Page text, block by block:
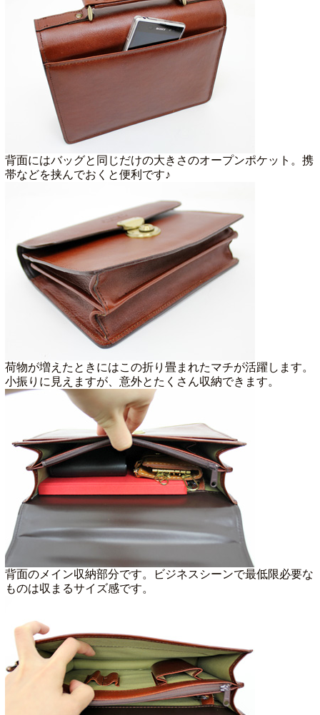
背面にはバッグと同じだけの大きさのオープンポケット。携
帯などを挟んでおくと便利です♪
荷物が増えたときにはこの折り畳まれたマチが活躍します。
小振りに見えますが、意外とたくさん収納できます。
背面のメイン収納部分です。ビジネスシーンで最低限必要な
ものは収まるサイズ感です。